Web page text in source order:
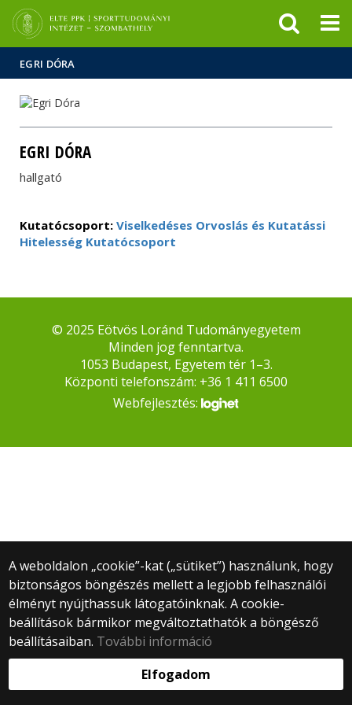
Hírek
Események
ELTE a
sajtóban
EGRI DÓRA
EGRI DÓRA
hallgató
Kutatócsoport: Viselkedéses Orvoslás és Kutatássi
Hitelesség Kutatócsoport
A weboldalon „cookie”-kat („sütiket”) használunk, hogy
biztonságos böngészés mellett a legjobb felhasználói
élményt nyújthassuk látogatóinknak. A cookie-
beállítások bármikor megváltoztathatók a böngésző
beállításaiban. További információ
Elfogadom
© 2025 Eötvös Loránd Tudományegyetem
Minden jog fenntartva.
1053 Budapest, Egyetem tér 1–3.
Központi telefonszám: +36 1 411 6500
Webfejlesztés: